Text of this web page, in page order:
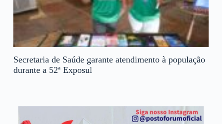
Secretaria de Saúde garante atendimento à população
durante a 52ª Exposul